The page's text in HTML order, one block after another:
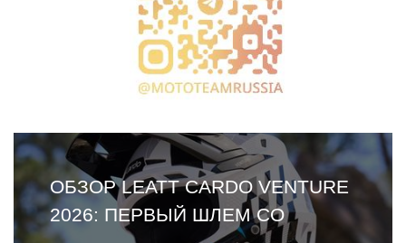
ОБЗОР LEATT CARDO VENTURE
2026: ПЕРВЫЙ ШЛЕМ СО